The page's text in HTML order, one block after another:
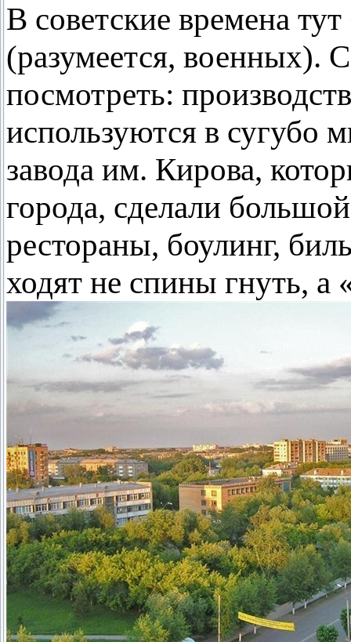
В советские времена
(разумеется, военных).
посмотреть:
используются в сугубо
завода им. Кирова,
города, сделали
рестораны, боулинг,
ходят не спины гнуть, а